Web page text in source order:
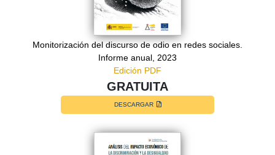
Monitorización del discurso de odio en redes sociales.
Informe anual, 2023
Edición PDF
GRATUITA
DESCARGAR